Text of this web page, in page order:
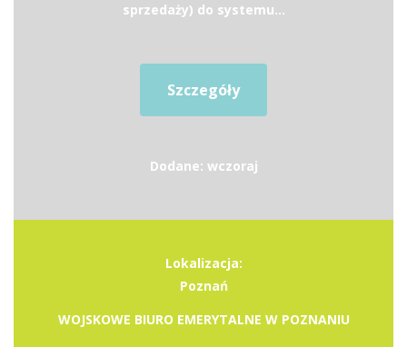
sprzedaży) do systemu...
Szczegóły
Dodane: wczoraj
Lokalizacja:
Poznań
WOJSKOWE BIURO EMERYTALNE W POZNANIU